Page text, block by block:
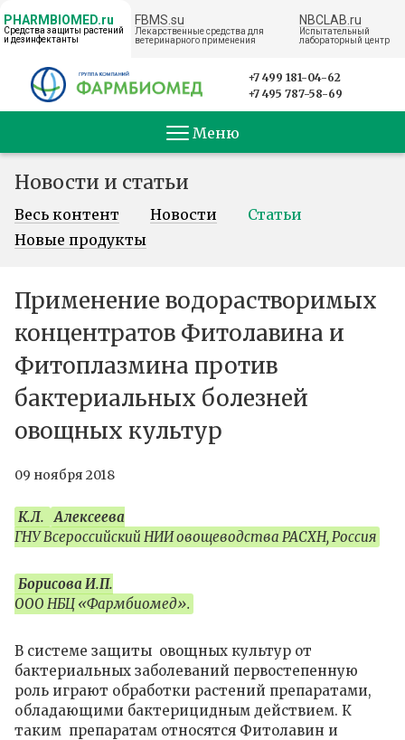
PHARMBIOMED.ru
Средства защиты растений
и дезинфектанты
FBMS.su
Лекарственные средства для
ветеринарного применения
NBCLAB.ru
Испытательный
лабораторный центр
← НА ГЛАВНУЮ
+7 499 181-04-62
+7 495 787-58-69
Меню
Новости и статьи
Весь контент Новости
Статьи
Новые продукты
Применение водорастворимых
концентратов Фитолавина и
Фитоплазмина против
бактериальных болезней
овощных культур
09 ноября 2018
К.Л.
Алексеева
ГНУ Всероссийский НИИ овощеводства РАСХН, Россия
Борисова И.П.
ООО НБЦ «Фармбиомед».
В системе защиты овощных культур от
бактериальных заболеваний первостепенную
роль играют обработки растений препаратами,
обладающими бактерицидным действием. К
таким препаратам относятся Фитолавин и